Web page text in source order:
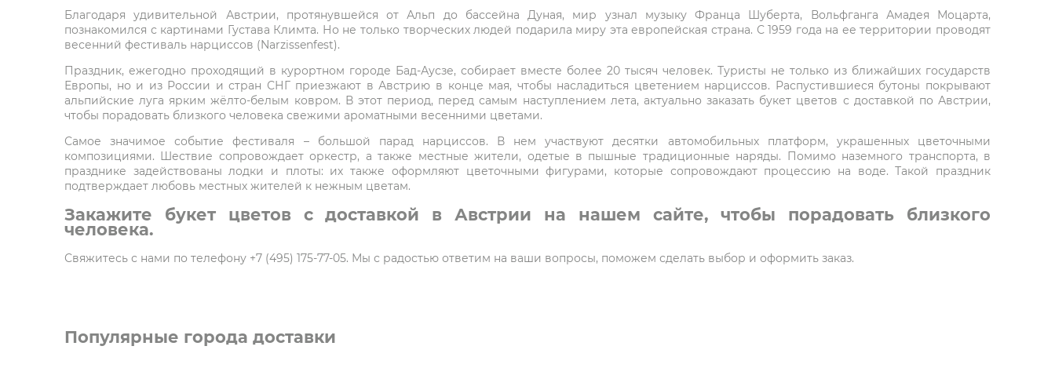
Благодаря удивительной Австрии, протянувшейся от Альп до бассейна Дуная, мир узнал музыку Франца Шуберта, Вольфганга Амадея Моцарта,
познакомился с картинами Густава Климта. Но не только творческих людей подарила миру эта европейская страна. С 1959 года на ее территории проводят
весенний фестиваль нарциссов (Narzissenfest).
Праздник, ежегодно проходящий в курортном городе Бад-Аусзе, собирает вместе более 20 тысяч человек. Туристы не только из ближайших государств
Европы, но и из России и стран СНГ приезжают в Австрию в конце мая, чтобы насладиться цветением нарциссов. Распустившиеся бутоны покрывают
альпийские луга ярким жёлто-белым ковром. В этот период, перед самым наступлением лета, актуально заказать букет цветов с доставкой по Австрии,
чтобы порадовать близкого человека свежими ароматными весенними цветами.
Самое значимое событие фестиваля – большой парад нарциссов. В нем участвуют десятки автомобильных платформ, украшенных цветочными
композициями. Шествие сопровождает оркестр, а также местные жители, одетые в пышные традиционные наряды. Помимо наземного транспорта, в
празднике задействованы лодки и плоты: их также оформляют цветочными фигурами, которые сопровождают процессию на воде. Такой праздник
подтверждает любовь местных жителей к нежным цветам.
Закажите букет цветов с доставкой в Австрии на нашем сайте, чтобы порадовать близкого
человека.
Свяжитесь с нами по телефону +7 (495) 175-77-05. Мы с радостью ответим на ваши вопросы, поможем сделать выбор и оформить заказ.
Популярные города доставки